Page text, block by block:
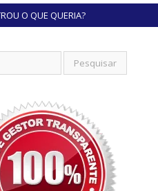
O QUE QUERIA?